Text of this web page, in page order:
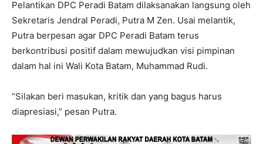
Pelantikan DPC Peradi Batam dilaksanakan langsung oleh
Sekretaris Jendral Peradi, Putra M Zen. Usai melantik,
Putra berpesan agar DPC Peradi Batam terus
berkontribusi positif dalam mewujudkan visi pimpinan
dalam hal ini Wali Kota Batam, Muhammad Rudi.
“Silakan beri masukan, kritik dan yang bagus harus
diapresiasi,” pesan Putra.